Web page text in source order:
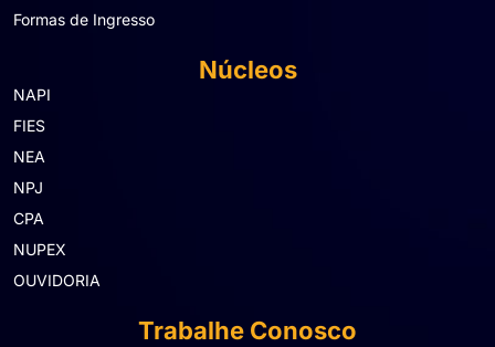
Formas de Ingresso
Núcleos
NAPI
FIES
NEA
NPJ
CPA
NUPEX
OUVIDORIA
Trabalhe Conosco